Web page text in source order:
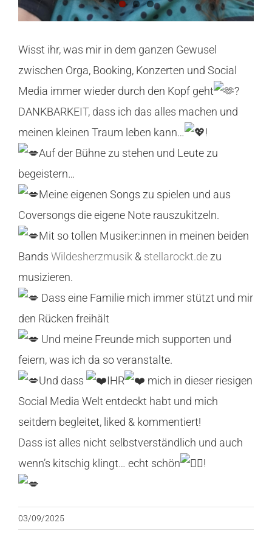
Wisst ihr, was mir in dem ganzen Gewusel
zwischen Orga, Booking, Konzerten und Social
Media immer wieder durch den Kopf geht
?
DANKBARKEIT, dass ich das alles machen und
meinen kleinen Traum leben kann…
!
Auf der Bühne zu stehen und Leute zu
begeistern…
Meine eigenen Songs zu spielen und aus
Coversongs die eigene Note rauszukitzeln.
Mit so tollen Musiker:innen in meinen beiden
Bands Wildesherzmusik & stellarockt.de zu
musizieren.
Dass eine Familie mich immer stützt und mir
den Rücken freihält
Und meine Freunde mich supporten und
feiern, was ich da so veranstalte.
Und dass
IHR
mich in dieser riesigen
Social Media Welt entdeckt habt und mich
seitdem begleitet, liked & kommentiert!
Dass ist alles nicht selbstverständlich und auch
wenn’s kitschig klingt… echt schön
!
03/09/2025